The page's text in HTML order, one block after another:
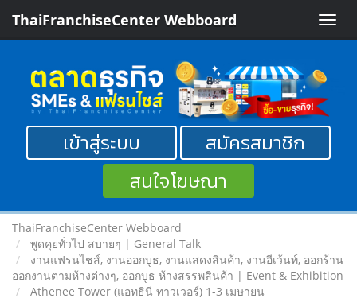
Toggle
ThaiFranchiseCenter Webboard
เข้าสู่ระบบ
สมัครสมาชิก
สนใจโฆษณา
ThaiFranchiseCenter Webboard
พูดคุยทั่วไป สบายๆ | General Talk
งานแฟรนไชส์, งานออกบูธ, งานแสดงสินค้า, งานอีเว้นท์, ออกร้าน
ออกงานตามห้างต่างๆ, ออกบูธ ห้างสรรพสินค้า | Event & Exhibition
Athenee Tower (แอทธินี ทาวเวอร์) 1-3 เมษายน